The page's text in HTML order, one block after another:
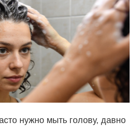
нужно мыть голову, давно